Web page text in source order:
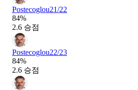
Postecoglou21/22
84%
2.6 승점
Postecoglou22/23
84%
2.6 승점